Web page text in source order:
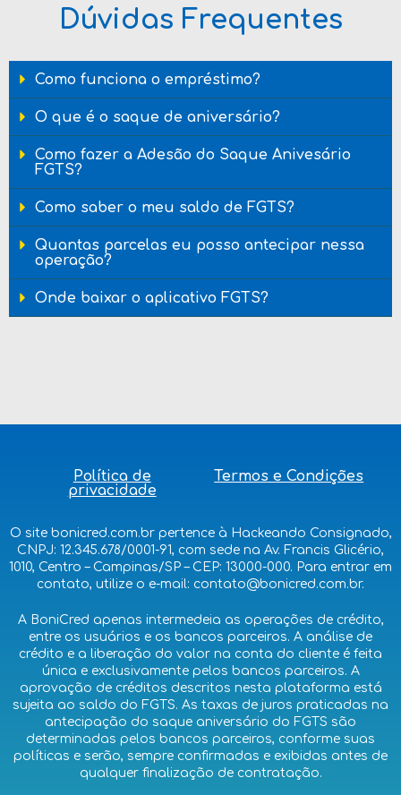
Dúvidas Frequentes
Como funciona o empréstimo?
O que é o saque de aniversário?
Como fazer a Adesão do Saque Anivesário
FGTS?
Como saber o meu saldo de FGTS?
Quantas parcelas eu posso antecipar nessa
operação?
Onde baixar o aplicativo FGTS?
Política de
privacidade
Termos e Condições
O site bonicred.com.br pertence à Hackeando Consignado,
CNPJ: 12.345.678/0001-91, com sede na Av. Francis Glicério,
1010, Centro – Campinas/SP – CEP: 13000-000. Para entrar em
contato, utilize o e-mail: contato@bonicred.com.br.
A BoniCred apenas intermedeia as operações de crédito,
entre os usuários e os bancos parceiros. A análise de
crédito e a liberação do valor na conta do cliente é feita
única e exclusivamente pelos bancos parceiros. A
aprovação de créditos descritos nesta plataforma está
sujeita ao saldo do FGTS. As taxas de juros praticadas na
antecipação do saque aniversário do FGTS são
determinadas pelos bancos parceiros, conforme suas
políticas e serão, sempre confirmadas e exibidas antes de
qualquer finalização de contratação.